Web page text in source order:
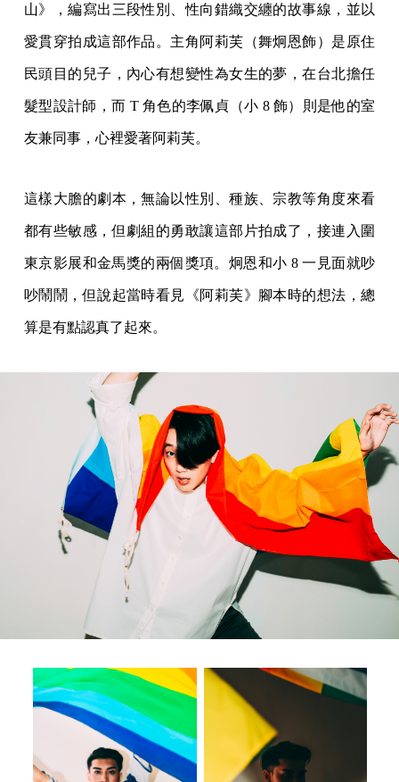
山》，編寫出三段性別、性向錯織交纏的故事線，並以
愛貫穿拍成這部作品。主角阿莉芙（舞炯恩飾）是原住
民頭目的兒子，內心有想變性為女生的夢，在台北擔任
髮型設計師，而 T 角色的李佩貞（小 8 飾）則是他的室
友兼同事，心裡愛著阿莉芙。
這樣大膽的劇本，無論以性別、種族、宗教等角度來看
都有些敏感，但劇組的勇敢讓這部片拍成了，接連入圍
東京影展和金馬獎的兩個獎項。炯恩和小 8 一見面就吵
吵鬧鬧，但說起當時看見《阿莉芙》腳本時的想法，總
算是有點認真了起來。